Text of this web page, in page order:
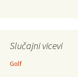
Slučajni vicevi
Golf